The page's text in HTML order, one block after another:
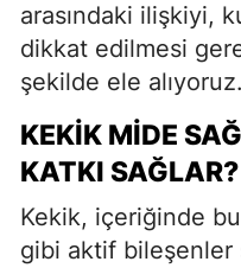
arasındaki ilişkiyi,
dikkat edilmesi
şekilde ele alıyoruz.
KEKIK MIDE
KATKI SAĞLAR?
Kekik, içeriğinde
gibi aktif bileşenler